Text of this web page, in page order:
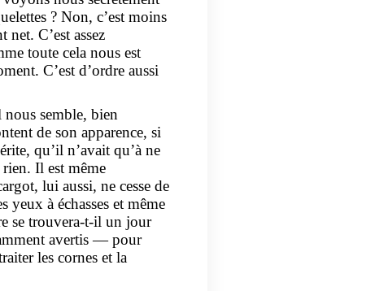
? Non, c’est moins
net. C’est assez
toute cela nous est
C’est d’ordre aussi
semble, bien
de son apparence, si
qu’il n’avait qu’à ne
Il est même
lui aussi, ne cesse de
yeux à échasses et même
se trouvera-t-il un jour
avertis — pour
les cornes et la